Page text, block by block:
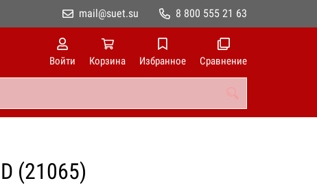
8 800 555 21 63
mail@suet.su
Войти Корзина Избранное Сравнение
(21065)